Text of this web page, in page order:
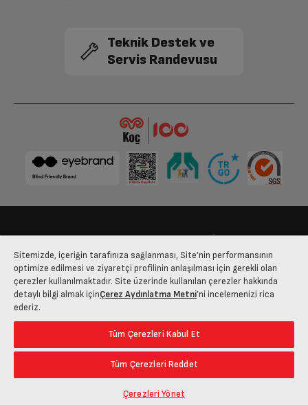
Teknik Destek ve
Servis Randevusu
Bize Ulaşın Kişisel Verilerin Korunması İşlem Rehberi
Satış Sözleşmesi
© 2025 arcelik.com.tr
Sitemizde, içeriğin tarafınıza sağlanması, Site’nin performansının
optimize edilmesi ve ziyaretçi profilinin anlaşılması için gerekli olan
çerezler kullanılmaktadır. Site üzerinde kullanılan çerezler hakkında
detaylı bilgi almak içinÇerez Aydınlatma Metni’ni incelemenizi rica
ederiz.
Tüm Çerezleri Kabul Et
Tüm Çerezleri Reddet
Çerezleri Yönet